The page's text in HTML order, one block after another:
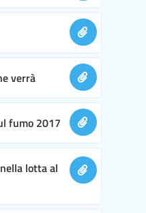
verrà
fumo 2017
lotta al